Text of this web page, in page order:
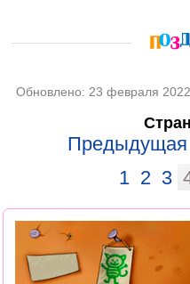
Обновлено: 23 февраля 2022
Предыдущая
1 2 3